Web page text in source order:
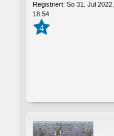
Registriert: So 31. Jul 2022,
18:54
4